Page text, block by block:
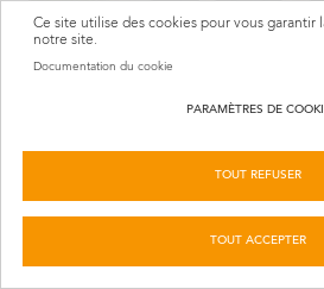
Ce site utilise des cookies pour vous garantir
notre site.
Documentation du cookie
PARAMÈTRES DE
TOUT REFUSER
TOUT ACCEPTER